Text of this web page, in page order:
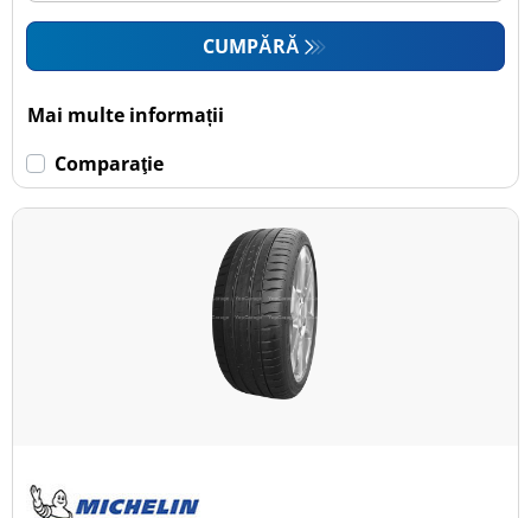
CUMPĂRĂ
Mai multe informații
Comparaţie